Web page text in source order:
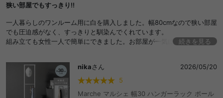
狭い部屋でもすっきり!!
一人暮らしのワンルーム用に白を購入しました。幅80cmなので狭い部屋
でも圧迫感がなく、すっきりと馴染んでくれています。
組み立ても女性一人で簡単にできました。お部屋が一気におしゃれにな
続きを見る
nikaさん
2026/05/20
5
Marche マルシェ 幅30 ハンガーラック ポール